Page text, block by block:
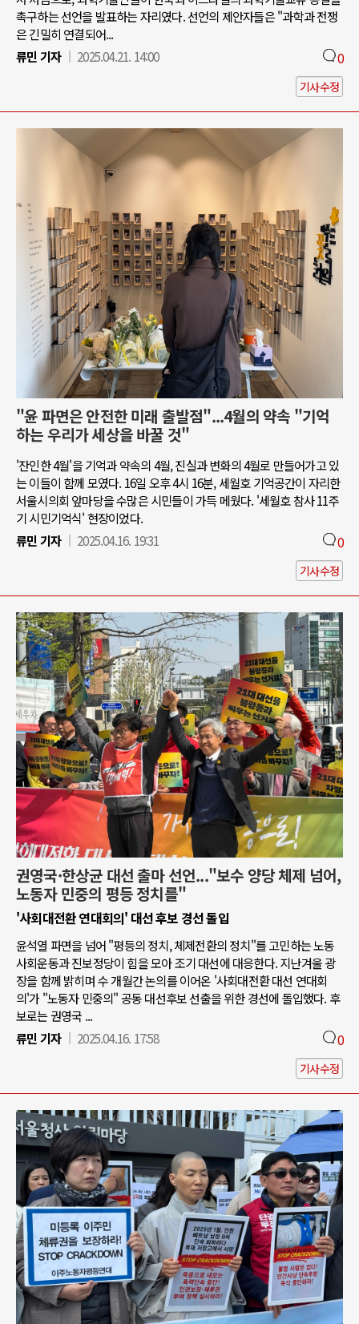
촉구하는 선언을 발표하는 자리였다. 선언의 제안자들은 "과학과 전쟁
은 긴밀히 연결되어...
류민 기자
2025.04.21. 14:00 0
기사수정
"윤 파면은 안전한 미래 출발점"...4월의 약속 "기억
하는 우리가 세상을 바꿀 것"
'잔인한 4월'을 기억과 약속의 4월, 진실과 변화의 4월로 만들어가고 있
는 이들이 함께 모였다. 16일 오후 4시 16분, 세월호 기억공간이 자리한
서울시의회 앞마당을 수많은 시민들이 가득 메웠다. '세월호 참사 11주
기 시민기억식' 현장이었다.
류민 기자
2025.04.16. 19:31 0
기사수정
권영국·한상균 대선 출마 선언..."보수 양당 체제 넘어,
노동자 민중의 평등 정치를"
'사회대전환 연대회의' 대선 후보 경선 돌입
윤석열 파면을 넘어 "평등의 정치, 체제전환의 정치"를 고민하는 노동
사회운동과 진보정당이 힘을 모아 조기 대선에 대응한다. 지난겨울 광
장을 함께 밝히며 수 개월간 논의를 이어온 '사회대전환 대선 연대회
의'가 "노동자 민중의" 공동 대선후보 선출을 위한 경선에 돌입했다. 후
보로는 권영국 ...
류민 기자
2025.04.16. 17:58 0
기사수정